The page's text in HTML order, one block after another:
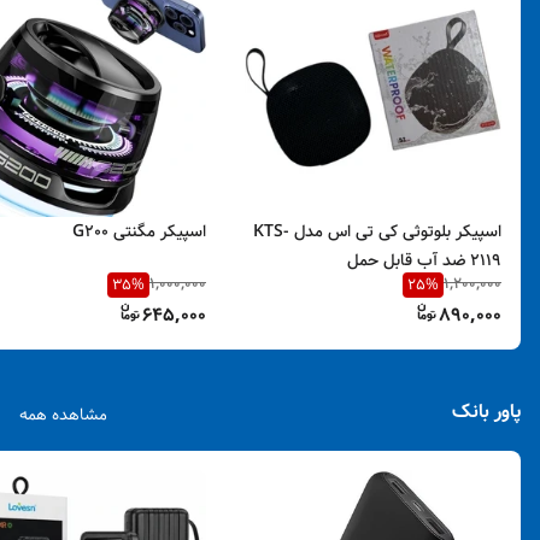
اسپیکر بلوتوثی کی تی اس مدل KTS-
2119 ضد آب قابل حمل
1,200,000
25%
890,000
اسپیکر مگنتی G200
1,000,000
35%
645,000
پاور بانک مشاهده همه